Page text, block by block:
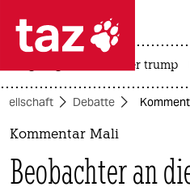
 taz zahl
taz zahl ich
politik
usa unter trump
Debatte
Kommentar Mali
Beobachter an